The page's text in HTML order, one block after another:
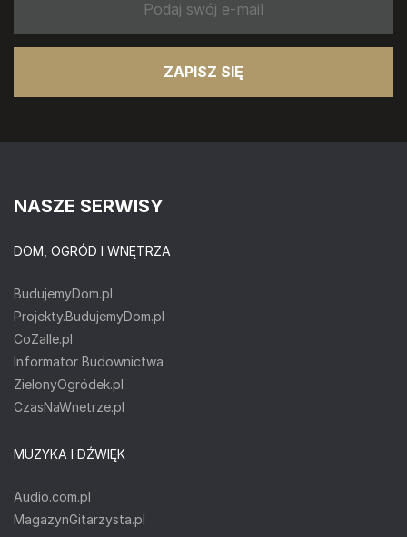
ZAPISZ SIĘ
NASZE SERWISY
DOM, OGRÓD I WNĘTRZA
BudujemyDom.pl
Projekty.BudujemyDom.pl
CoZaIle.pl
Informator Budownictwa
ZielonyOgródek.pl
CzasNaWnetrze.pl
MUZYKA I DŹWIĘK
Audio.com.pl
MagazynGitarzysta.pl